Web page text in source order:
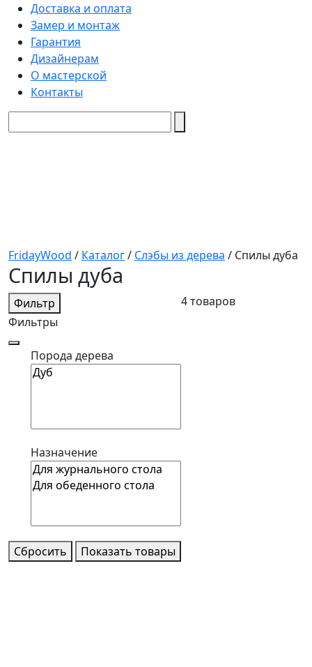
Доставка и оплата
Замер и монтаж
Гарантия
Дизайнерам
О мастерской
Контакты
FridayWood / Каталог/ Слэбы из дерева / Спилы дуба
Спилы дуба
Фильтр
Фильтры
Порода дерева
Назначение
Сбросить Показать товары
4 товаров